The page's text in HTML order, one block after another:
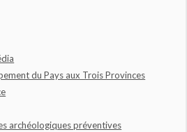
du Pays aux Trois Provinces
archéologiques préventives